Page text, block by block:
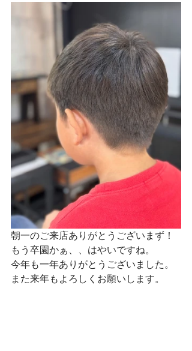
朝一のご来店ありがとうございまず！
もう卒園かぁ、、はやいですね。
今年も一年ありがとうございました。
また来年もよろしくお願いします。